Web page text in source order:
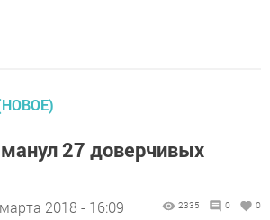
27 доверчивых
2018 - 16:09 2335 0 0